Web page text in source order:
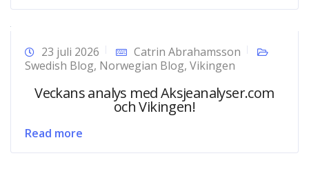
23 juli 2026
Catrin Abrahamsson
Swedish Blog, Norwegian Blog, Vikingen
Veckans analys med Aksjeanalyser.com
och Vikingen!
Read more